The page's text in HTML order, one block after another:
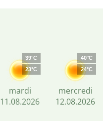
39°C
23°C
mardi
11.08.2026
40°C
24°C
mercredi
12.08.2026